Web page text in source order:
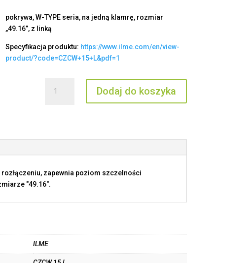
pokrywa, W-TYPE seria, na jedną klamrę, rozmiar
„49.16”, z linką
Specyfikacja produktu: https://www.ilme.com/en/view-
product/?code=CZCW+15+L&pdf=1
CZCW
Dodaj do koszyka
zapewnia poziom szczelności
"49.16".
ILME